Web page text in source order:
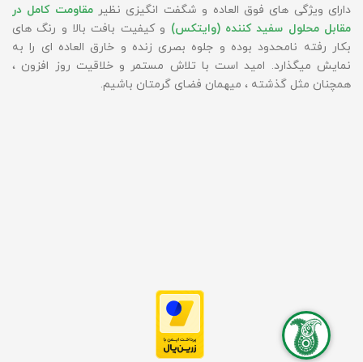
دارای ویژگی های فوق العاده و شگفت انگیزی نظیرمقاومت کامل در
مقابل محلول سفید کننده (وایتکس) و کیفیت بافت بالا و رنگ های
بکار رفته نامحدود بوده و جلوه بصری زنده و خارق العاده ای را به
نمایش میگذارد. امید است با تلاش مستمر و خلاقیت روز افزون ،
همچنان مثل گذشته ، میهمان فضای گرمتان باشیم.